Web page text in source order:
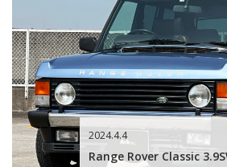
2024.4.4
Range Rover Classic